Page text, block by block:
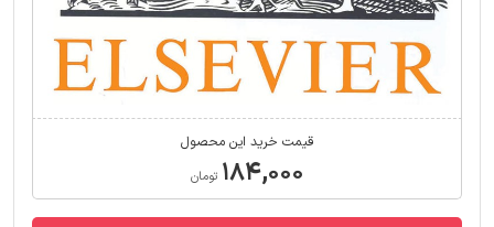
قیمت خرید این محصول
۱۸۴,۰۰۰ تومان